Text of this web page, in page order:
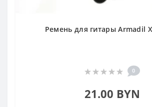
Ремень для гитары Armadil
0
21.00 BYN